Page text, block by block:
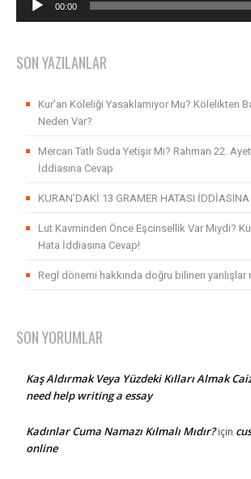
00:00
SON YAZILANLAR
Kur’an Köleliği Yasaklamıyor Mu? Kölelikten
Neden Var?
Mercan Tatlı Suda Yetişir Mi? Rahman 22.
İddiasına Cevap
KURAN’DAKİ 13 GRAMER HATASI İDDİASINA
Lut Kavminden Önce Eşcinsellik Var Mıydı?
Hata İddiasına Cevap!
Regl dönemi hakkında doğru bilinen yanlışlar
SON YORUMLAR
Kaş Aldırmak Veya Yüzdeki Kılları Almak
need help writing a essay
Kadınlar Cuma Namazı Kılmalı Mıdır?için
online